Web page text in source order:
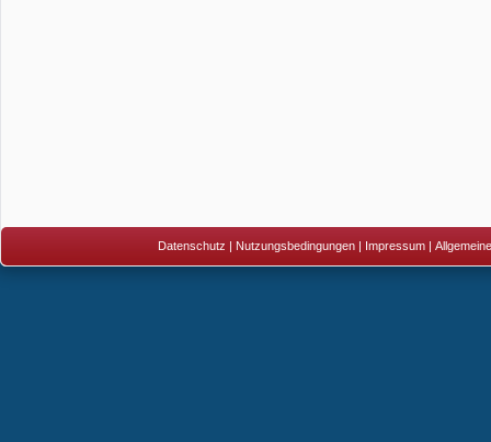
Datenschutz | Nutzungsbedingungen| Impressum|